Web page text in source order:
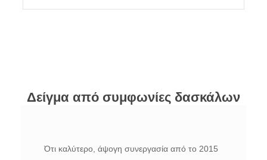
Δείγμα από συμφωνίες δασκάλων
Ότι καλύτερο, άψογη συνεργασία από το 2015